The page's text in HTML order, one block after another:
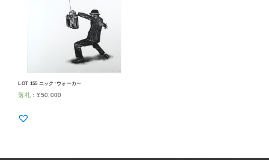
LOT 155 ニック･ウォーカー
落札 ：¥50,000